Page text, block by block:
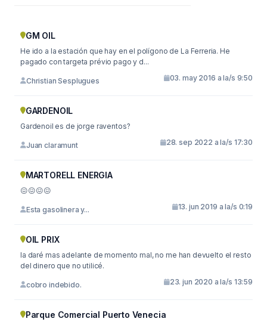
GM OIL
He ido a la estación que hay en el polígono de La Ferreria. He
pagado con targeta prévio pago y d...
Christian Sesplugues 03. may 2016 a la/s 9:50
GARDENOIL
Gardenoil es de jorge raventos?
Juan claramunt 28. sep 2022 a la/s 17:30
MARTORELL ENERGIA
😖😖😖😖
Esta gasolinera y... 13. jun 2019 a la/s 0:19
OIL PRIX
la daré mas adelante de momento mal, no me han devuelto el resto
del dinero que no utilicé.
cobro indebido. 23. jun 2020 a la/s 13:59
Parque Comercial Puerto Venecia